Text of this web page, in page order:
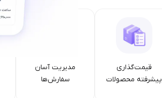
قیمت‌گذاری
پیشرفته محصولات
مدیریت آسان
سفارش‌ها